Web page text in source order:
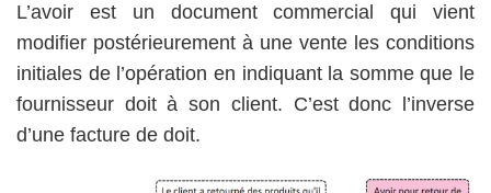
L’avoir est un document commercial qui vient
modifier postérieurement à une vente les conditions
initiales de l’opération en indiquant la somme que le
fournisseur doit à son client. C’est donc l’inverse
d’une facture de doit.